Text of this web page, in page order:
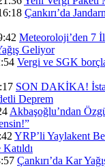
Çankırı’da
Meteoroloji’den 7
Geliyor
Vergi ve SGK
SON DAKİKA!
Deprem
Akbaşoğlu’ndan
YRP’li Yaylakent
Çankırı’da Kar